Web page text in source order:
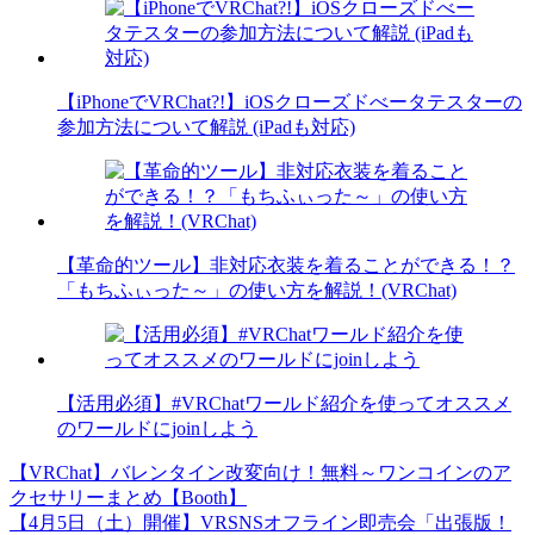
【iPhoneでVRChat?!】iOSクローズドべータテスターの
参加方法について解説 (iPadも対応)
【革命的ツール】非対応衣装を着ることができる！？
「もちふぃった～」の使い方を解説！(VRChat)
【活用必須】#VRChatワールド紹介を使ってオススメ
のワールドにjoinしよう
投
稿
【VRChat】バレンタイン改変向け！無料～ワンコインのア
クセサリーまとめ【Booth】
【4月5日（土）開催】VRSNSオフライン即売会「出張版！